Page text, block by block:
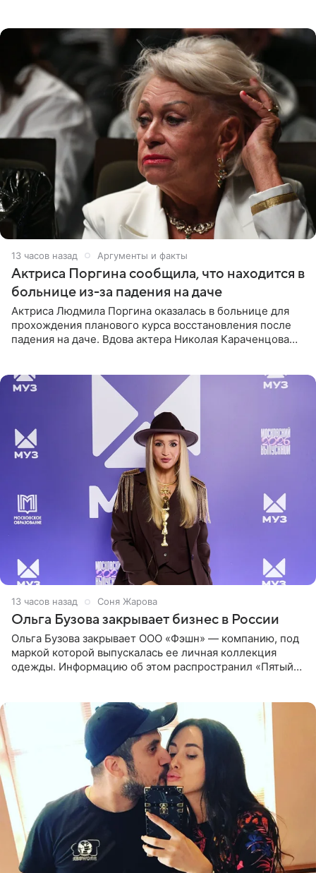
13 часов назад Аргументы и факты
Актриса Поргина сообщила, что находится в
больнице из-за падения на даче
Актриса Людмила Поргина оказалась в больнице для
прохождения планового курса восстановления после
падения на даче. Вдова актера Николая Караченцова
13 часов назад Соня Жарова
Ольга Бузова закрывает бизнес в России
Ольга Бузова закрывает ООО «Фэшн» — компанию, под
маркой которой выпускалась ее личная коллекция
одежды. Информацию об этом распространил «Пятый